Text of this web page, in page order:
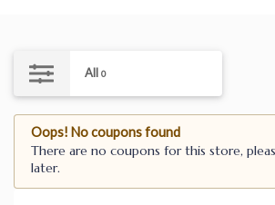
All 0
Oops! No coupons found
There are no coupons for this store,
later.